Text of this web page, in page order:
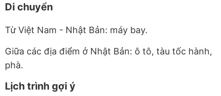
Di chuyển
Từ Việt Nam - Nhật Bản: máy bay.
Giữa các địa điểm ở Nhật Bản: ô tô, tàu tốc hành,
phà.
Lịch trình gợi ý